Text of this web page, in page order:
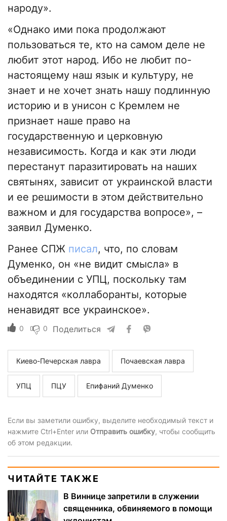
народу».
«Однако ими пока продолжают
пользоваться те, кто на самом деле не
любит этот народ. Ибо не любит по-
настоящему наш язык и культуру, не
знает и не хочет знать нашу подлинную
историю и в унисон с Кремлем не
признает наше право на
государственную и церковную
независимость. Когда и как эти люди
перестанут паразитировать на наших
святынях, зависит от украинской власти
и ее решимости в этом действительно
важном и для государства вопросе», –
заявил Думенко.
Ранее СПЖ писал, что, по словам
Думенко, он «не видит смысла» в
объединении с УПЦ, поскольку там
находятся «коллаборанты, которые
ненавидят все украинское».
0 0 Поделиться
Киево-Печерская лавра Почаевская лавра
УПЦ ПЦУ Епифаний Думенко
Если вы заметили ошибку, выделите необходимый текст и
нажмите Ctrl+Enter или Отправить ошибку, чтобы сообщить
об этом редакции.
ЧИТАЙТЕ ТАКЖЕ
В Виннице запретили в служении
священника, обвиняемого в помощи